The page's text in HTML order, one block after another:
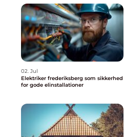
02. Jul
Elektriker frederiksberg som sikkerhed
for gode elinstallationer